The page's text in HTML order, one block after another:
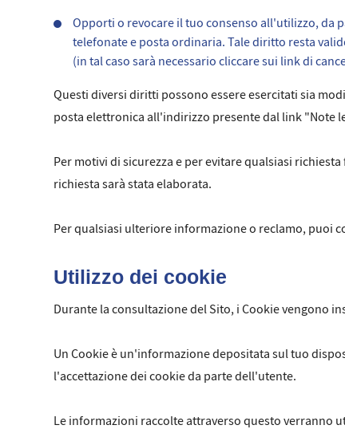
Opporti o revocare il tuo consenso all'utilizzo, da
telefonate e posta ordinaria. Tale diritto resta
(in tal caso sarà necessario cliccare sui link di
Questi diversi diritti possono essere esercitati sia
posta elettronica all'indirizzo presente dal link "Note
Per motivi di sicurezza e per evitare qualsiasi
richiesta sarà stata elaborata.
Per qualsiasi ulteriore informazione o reclamo, puoi
Utilizzo dei cookie
Durante la consultazione del Sito, i Cookie vengono
Un Cookie è un'informazione depositata sul tuo
l'accettazione dei cookie da parte dell'utente.
Le informazioni raccolte attraverso questo verranno